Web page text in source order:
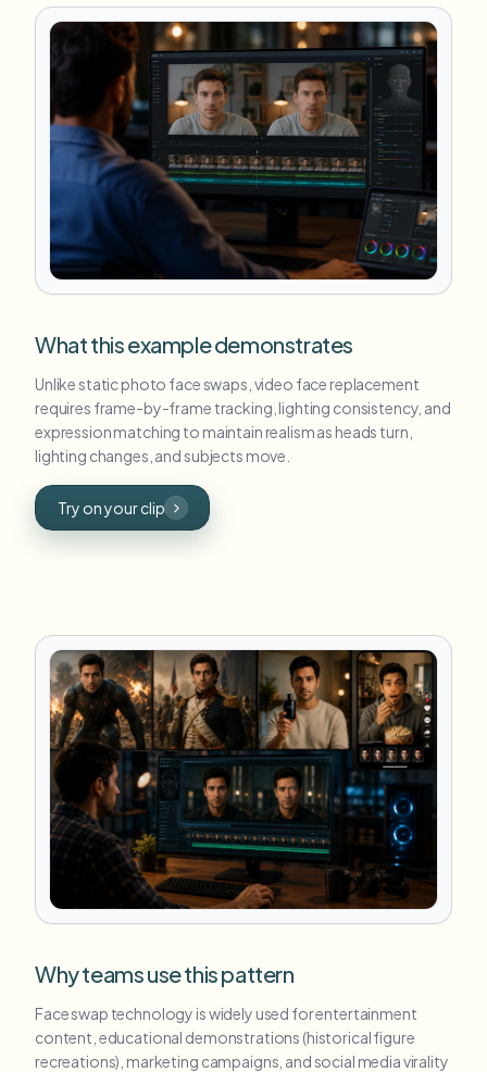
What this example demonstrates
Unlike static photo face swaps, video face replacement
requires frame-by-frame tracking, lighting consistency, and
expression matching to maintain realism as heads turn,
lighting changes, and subjects move.
Try on your clip
Why teams use this pattern
Face swap technology is widely used for entertainment
content, educational demonstrations (historical figure
recreations), marketing campaigns, and social media virality